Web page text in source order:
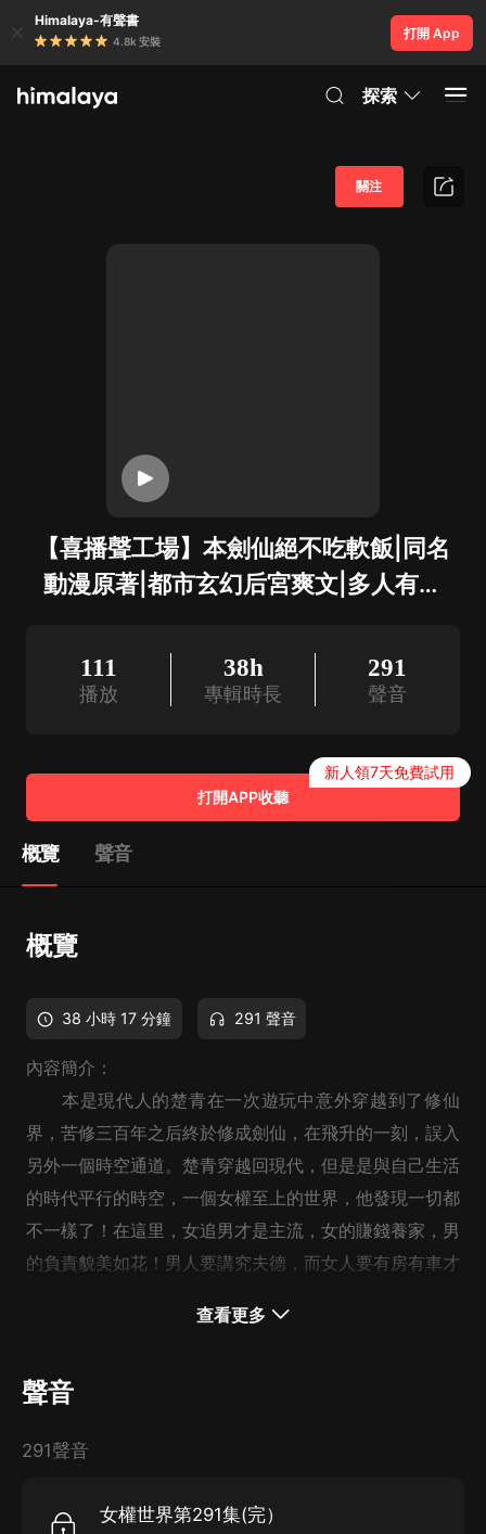
Himalaya-有聲書
4.8k 安裝
打開 App
探索
【喜播聲工場】本劍仙絕不吃軟飯|同名
動漫原著|都市玄幻后宮爽文|多人有聲
關注
111
播放
38h
專輯時長
291
聲音
打開APP收聽
新人領7天免費試用
概覽 聲音
概覽
38 小時 17 分鐘 291 聲音
內容簡介：
本是現代人的楚青在一次遊玩中意外穿越到了修仙
界，苦修三百年之后終於修成劍仙，在飛升的一刻，誤入
另外一個時空通道。楚青穿越回現代，但是是與自己生活
的時代平行的時空，一個女權至上的世界，他發現一切都
不一樣了！在這里，女追男才是主流，女的賺錢養家，男
的負責貌美如花！男人要講究夫德，而女人要有房有車才
瑪喲，甚至還有一群女人整天想著怎麼去泡仔！身為“校
說好女不跟男鬥？男子無才便是德？男兒小丈夫，頭發
給這個世界的女人們一點顏色瞧瞧。
查看更多
聲音
291聲音
女權世界第291集(完）